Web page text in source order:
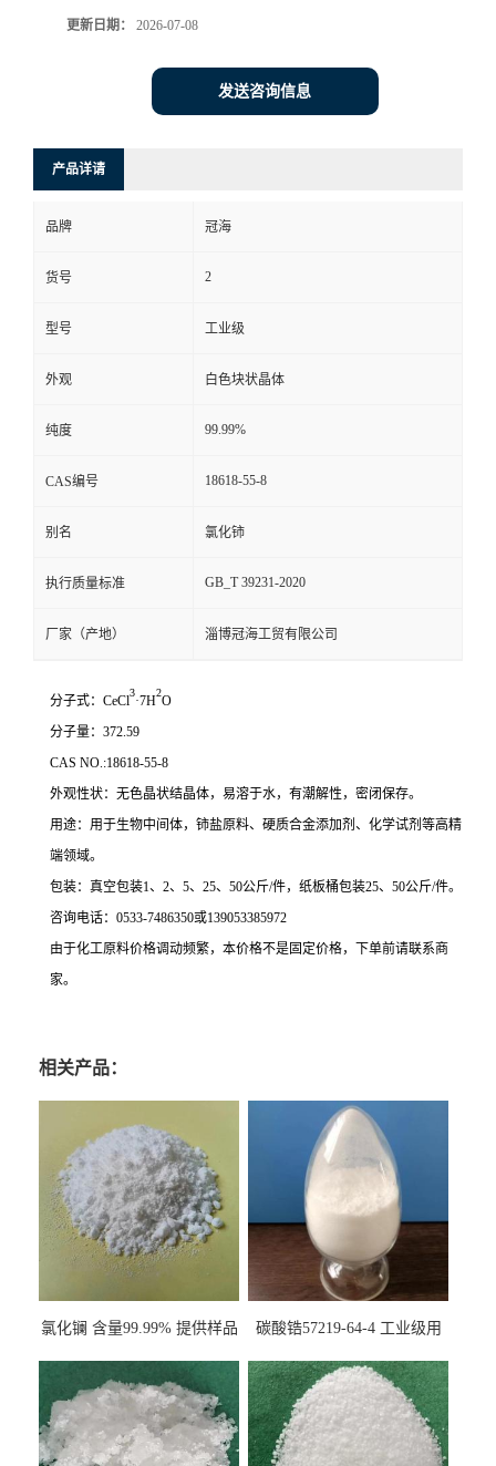
更新日期： 2026-07-08
发送咨询信息
产品详请
品牌 冠海
货号 2
型号 工业级
外观 白色块状晶体
纯度 99.99%
CAS编号 18618-55-8
别名 氯化铈
执行质量标准 GB_T 39231-2020
厂家（产地） 淄博冠海工贸有限公司
分子式：CeCl
3
·7H
2
O
分子量：372.59
CAS NO.:18618-55-8
外观性状：无色晶状结晶体，易溶于水，有潮解性，密闭保存。
用途：用于生物中间体，铈盐原料、硬质合金添加剂、化学试剂等高精
端领域。
包装：真空包装1、2、5、25、50公斤/件，纸板桶包装25、50公斤/件。
咨询电话：0533-7486350或139053385972
由于化工原料价格调动频繁，本价格不是固定价格，下单前请联系商
家。
相关产品：
氯化镧 含量99.99% 提供样品
碳酸锆57219-64-4 工业级用